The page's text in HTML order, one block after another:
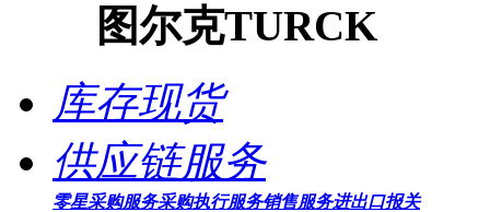
图尔克TURCK
库存现货
供应链服务
零星采购服务采购执行服务销售服务进出口报关